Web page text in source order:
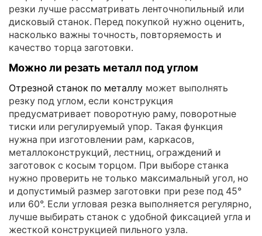
резки лучше рассматривать ленточнопильный или
дисковый станок. Перед покупкой нужно оценить,
насколько важны точность, повторяемость и
качество торца заготовки.
Можно ли резать металл под углом
Отрезной станок по металлу может выполнять
резку под углом, если конструкция
предусматривает поворотную раму, поворотные
тиски или регулируемый упор. Такая функция
нужна при изготовлении рам, каркасов,
металлоконструкций, лестниц, ограждений и
заготовок с косым торцом. При выборе станка
нужно проверить не только максимальный угол, но
и допустимый размер заготовки при резе под 45°
или 60°. Если угловая резка выполняется регулярно,
лучше выбирать станок с удобной фиксацией угла и
жесткой конструкцией пильного узла.